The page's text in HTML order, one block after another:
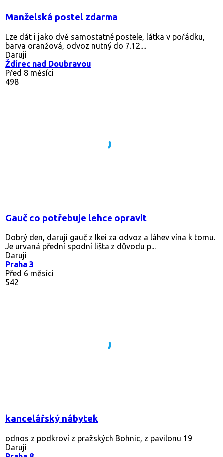
Manželská postel zdarma
Lze dát i jako dvě samostatné postele, látka v pořádku,
barva oranžová, odvoz nutný do 7.12....
Daruji
Ždírec nad Doubravou
Před 8 měsíci
498
Gauč co potřebuje lehce opravit
Dobrý den, daruji gauč z Ikei za odvoz a láhev vína k tomu.
Je urvaná přední spodní lišta z důvodu p...
Daruji
Praha 3
Před 6 měsíci
542
kancelářský nábytek
odnos z podkroví z pražských Bohnic, z pavilonu 19
Daruji